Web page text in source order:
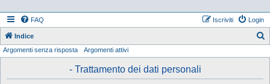
FAQ Login
Iscriviti
Indice
Argomenti senza risposta Argomenti attivi
- Trattamento dei dati personali